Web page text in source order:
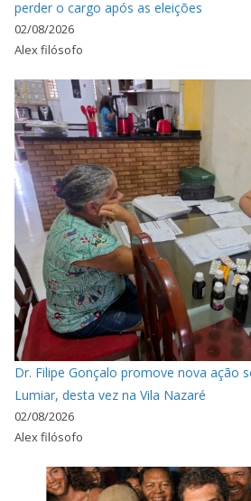
perder o cargo após as eleições
02/08/2026
Alex filósofo
Dr. Filipe Gonçalo promove nova ação
Lumiar, desta vez na Vila Nazaré
02/08/2026
Alex filósofo